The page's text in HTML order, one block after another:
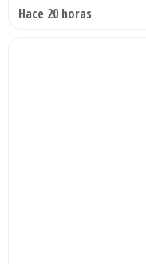
Hace 20 horas